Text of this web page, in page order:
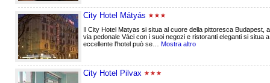
City Hotel Mátyás
Il City Hotel Matyas si situa al cuore della pittoresca Budapest,
via pedonale Váci con i suoi negozi e ristoranti eleganti si situa
eccellente l'hotel può se… Mostra altro
City Hotel Pilvax